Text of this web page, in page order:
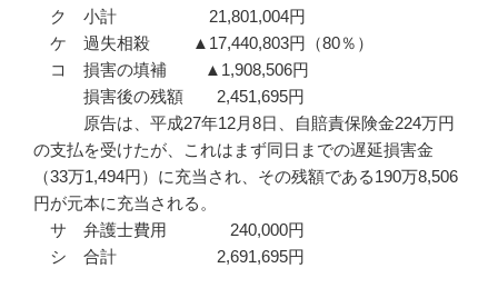
ク 小計 21,801,004円
ケ 過失相殺 ▲17,440,803円（80％）
コ 損害の填補 ▲1,908,506円
損害後の残額 2,451,695円
原告は、平成27年12月8日、自賠責保険金224万円
の支払を受けたが、これはまず同日までの遅延損害金
（33万1,494円）に充当され、その残額である190万8,506
円が元本に充当される。
サ 弁護士費用 240,000円
シ 合計 2,691,695円